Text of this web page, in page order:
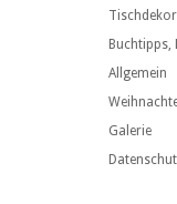
Buchtipps,
Allgemein
Galerie